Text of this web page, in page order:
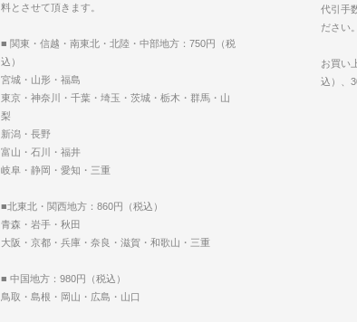
料とさせて頂きます。
■ 関東・信越・南東北・北陸・中部地方：750円（税
込）
宮城・山形・福島
東京・神奈川・千葉・埼玉・茨城・栃木・群馬・山
梨
新潟・長野
富山・石川・福井
岐阜・静岡・愛知・三重
■北東北・関西地方：860円（税込）
青森・岩手・秋田
大阪・京都・兵庫・奈良・滋賀・和歌山・三重
■ 中国地方：980円（税込）
鳥取・島根・岡山・広島・山口
代引手
ださい。
お買い
込）、